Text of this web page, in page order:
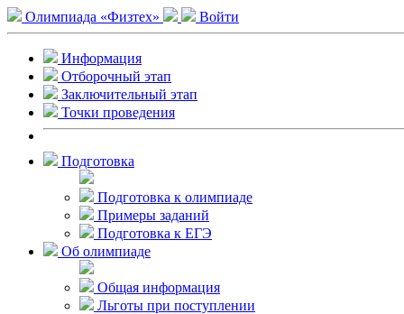
Олимпиада «Физтех» Войти
Информация
Отборочный этап
Заключительный этап
Точки проведения
Подготовка
Подготовка к олимпиаде
Примеры заданий
Подготовка к ЕГЭ
Об олимпиаде
Общая информация
Льготы при поступлении